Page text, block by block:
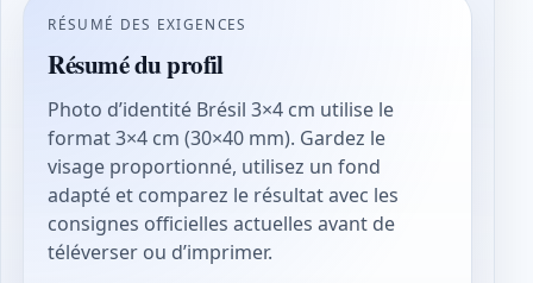
RÉSUMÉ DES EXIGENCES
Résumé du profil
Photo d’identité Brésil 3×4 cm utilise le
format 3×4 cm (30×40 mm). Gardez le
visage proportionné, utilisez un fond
adapté et comparez le résultat avec les
consignes officielles actuelles avant de
téléverser ou d’imprimer.